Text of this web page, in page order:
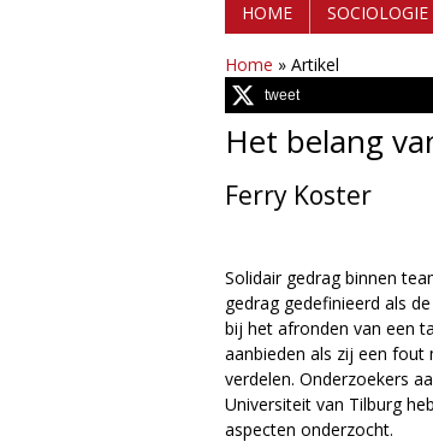
o
c
i
o
l
o
g
i
o
o
f
d
m
n
u
HOME
Home » Artikel
tweet
Het belang
Ferry Koster
Solidair gedrag binnen
gedrag gedefinieerd als
bij het afronden van een
aanbieden als zij een fout
verdelen. Onderzoekers
Universiteit van Tilburg
aspecten onderzocht.